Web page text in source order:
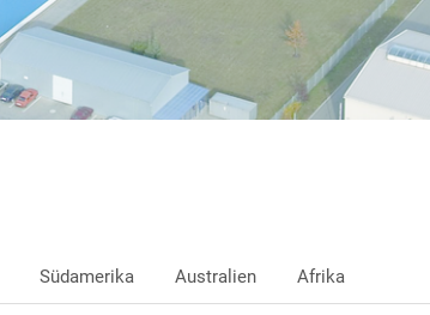
Südamerika Australien Afrika